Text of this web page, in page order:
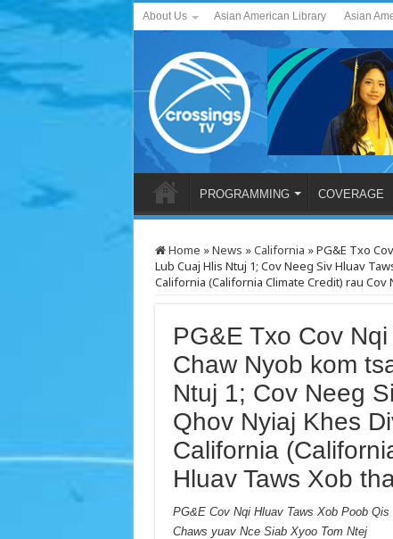
About Us Asian American Library Asian
PROGRAMMING COVERAGE
Home »News »California »PG&E Txo
Lub Cuaj Hlis Ntuj 1; Cov Neeg Siv Hluav
California (California Climate Credit) rau
PG&E Txo Cov
Chaw Nyob kom
Ntuj 1; Cov Neeg
Qhov Nyiaj Khes
California
Hluav Taws Xob
PG&E Cov Nqi Hluav Taws Xob Poob
Chaws yuav Nce Siab Xyoo Tom Ntej